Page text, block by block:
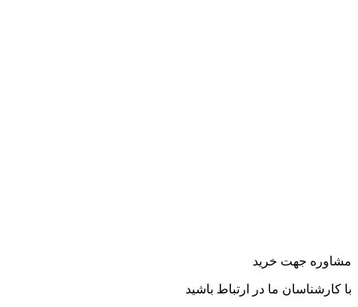
مشاوره جهت خرید
با کارشناسان ما در ارتباط باشید